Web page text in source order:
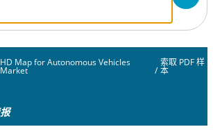
HD Map for Autonomous Vehicles
Market /
索取 PDF 样
本